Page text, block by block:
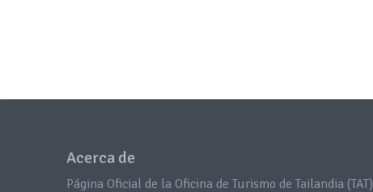
Acerca de
Página Oficial de la Oficina de Turismo de Tailandia (TAT)